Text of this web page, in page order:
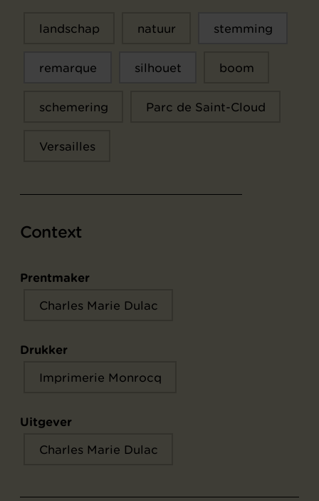
landschap natuur stemming
remarque silhouet boom
schemering Parc de Saint-Cloud
Versailles
Context
Prentmaker
Charles Marie Dulac
Drukker
Imprimerie Monrocq
Uitgever
Charles Marie Dulac